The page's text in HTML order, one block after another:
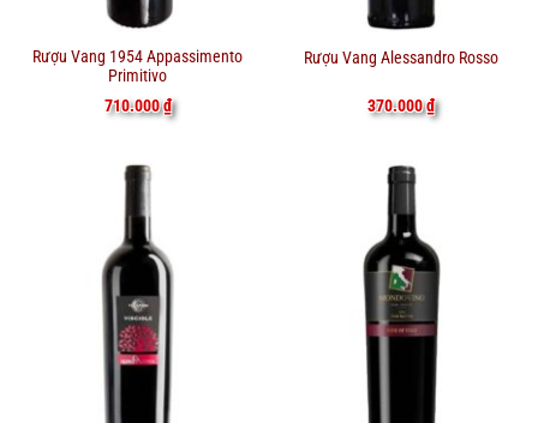
Rượu Vang 1954 Appassimento
Primitivo
710.000₫
Rượu Vang Alessandro Rosso
370.000₫